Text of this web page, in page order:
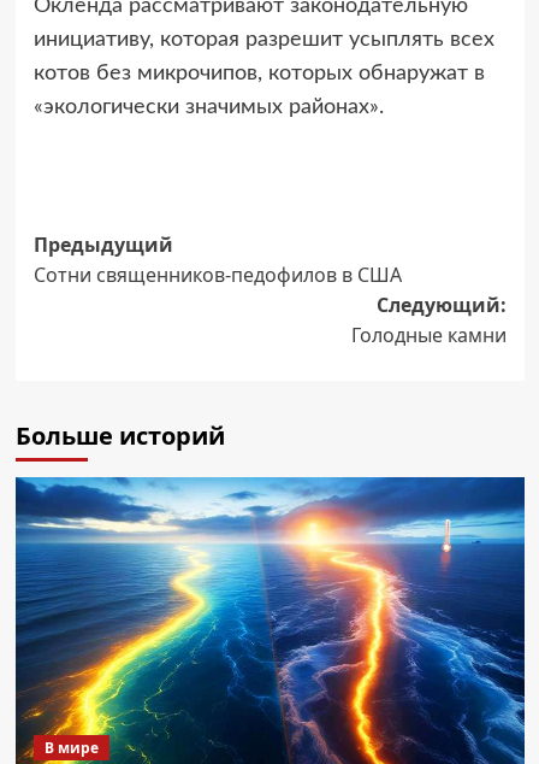
Окленда рассматривают законодательную
инициативу, которая разрешит усыплять всех
котов без микрочипов, которых обнаружат в
«экологически значимых районах».
Навигация
записи
Предыдущий
Сотни священников-педофилов в США
Следующий:
Голодные камни
Больше историй
В мире